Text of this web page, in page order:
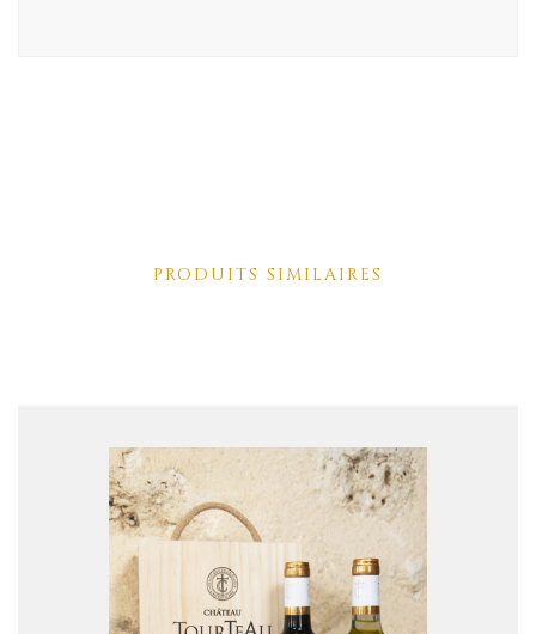
PRODUITS SIMILAIRES